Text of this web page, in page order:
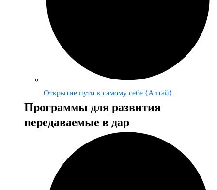
Открытие пути к самому себе (Алтай)
Программы для развития
передаваемые в дар